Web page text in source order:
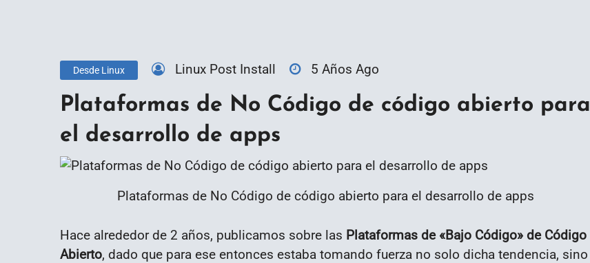
Desde Linux Linux Post Install 5 Años Ago
Plataformas de No Código de código abierto para
el desarrollo de apps
Plataformas de No Código de código abierto para el desarrollo de apps
Hace alrededor de 2 años, publicamos sobre las Plataformas de «Bajo Código» de Código
Abierto, dado que para ese entonces estaba tomando fuerza no solo dicha tendencia, sino